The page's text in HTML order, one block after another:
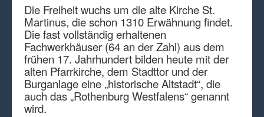
Die Freiheit wuchs um die alte Kirche St.
Martinus, die schon 1310 Erwähnung findet.
Die fast vollständig erhaltenen
Fachwerkhäuser (64 an der Zahl) aus dem
frühen 17. Jahrhundert bilden heute mit der
alten Pfarrkirche, dem Stadttor und der
Burganlage eine „historische Altstadt“, die
auch das „Rothenburg Westfalens“ genannt
wird.